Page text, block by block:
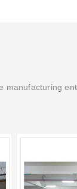
manufacturing